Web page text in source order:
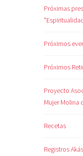
Próximas
Próximos
Próximos
Proyecto
Mujer Molina
Recetas
Registros